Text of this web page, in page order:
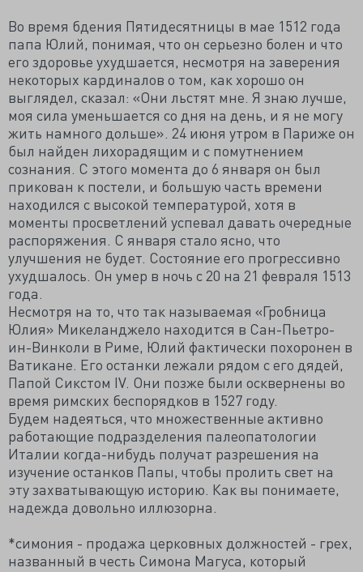
Во время бдения Пятидесятницы в мае 1512 года
папа Юлий, понимая, что он серьезно болен и что
его здоровье ухудшается, несмотря на заверения
некоторых кардиналов о том, как хорошо он
выглядел, сказал: «Они льстят мне. Я знаю лучше,
моя сила уменьшается со дня на день, и я не могу
жить намного дольше». 24 июня утром в Париже он
был найден лихорадящим и с помутнением
сознания. С этого момента до 6 января он был
прикован к постели, и большую часть времени
находился с высокой температурой, хотя в
моменты просветлений успевал давать очередные
распоряжения. С января стало ясно, что
улучшения не будет. Состояние его прогрессивно
ухудшалось. Он умер в ночь с 20 на 21 февраля 1513
года.
Несмотря на то, что так называемая «Гробница
Юлия» Микеланджело находится в Сан-Пьетро-
ин-Винколи в Риме, Юлий фактически похоронен в
Ватикане. Его останки лежали рядом с его дядей,
Папой Сикстом IV. Они позже были осквернены во
время римских беспорядков в 1527 году.
Будем надеяться, что множественные активно
работающие подразделения палеопатологии
Италии когда-нибудь получат разрешения на
изучение останков Папы, чтобы пролить свет на
эту захватывающую историю. Как вы понимаете,
надежда довольно иллюзорна.
*симония - продажа церковных должностей - грех,
названный в честь Симона Магуса, который